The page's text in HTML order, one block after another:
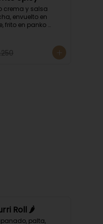
crema y salsa
envuelto en
frito en panko
y unagi.
Roll 🌶️
palta,